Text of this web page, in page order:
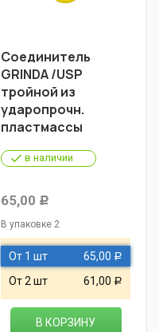
Соединитель
GRINDA /USP
тройной из
ударопрочн.
пластмассы
в наличии
65,00 Р
В упаковке 2
От 1 шт 65,00 Р
От 2 шт 61,00 Р
В КОРЗИНУ